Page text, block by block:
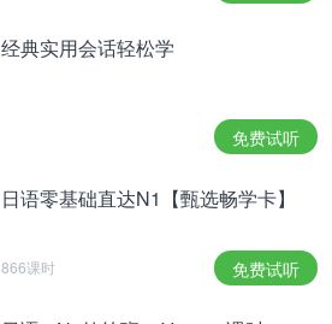
经典实用会话轻松学
免费试听
日语零基础直达N1【甄选畅学卡】
866课时 免费试听